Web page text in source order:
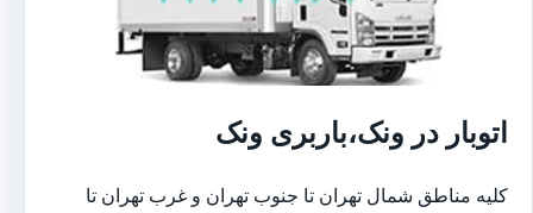
اتوبار در ونک،باربری ونک
کلیه مناطق شمال تهران تا جنوب تهران و غرب تهران تا